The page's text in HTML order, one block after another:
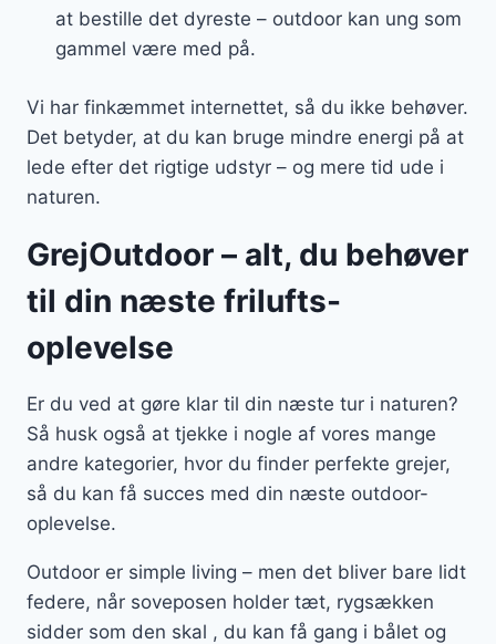
at bestille det dyreste – outdoor kan ung som
gammel være med på.
Vi har finkæmmet internettet, så du ikke behøver.
Det betyder, at du kan bruge mindre energi på at
lede efter det rigtige udstyr – og mere tid ude i
naturen.
GrejOutdoor – alt, du behøver
til din næste frilufts-
oplevelse
Er du ved at gøre klar til din næste tur i naturen?
Så husk også at tjekke i nogle af vores mange
andre kategorier, hvor du finder perfekte grejer,
så du kan få succes med din næste outdoor-
oplevelse.
Outdoor er simple living – men det bliver bare lidt
federe, når soveposen holder tæt, rygsækken
sidder som den skal , du kan få gang i bålet og